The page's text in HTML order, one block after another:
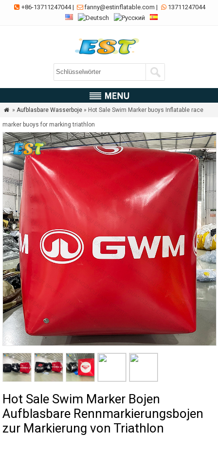
 +86-13711247044| fanny@estinflatable.com |  13711247044
 » Aufblasbare Wasserboje » Hot Sale Swim Marker buoys Inflatable race
marker buoys for marking triathlon
Hot Sale Swim Marker Bojen
Aufblasbare Rennmarkierungsbojen
zur Markierung von Triathlon